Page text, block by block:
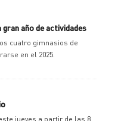
año de actividades
cuatro gimnasios de
en el 2025.
jueves a partir de las 8